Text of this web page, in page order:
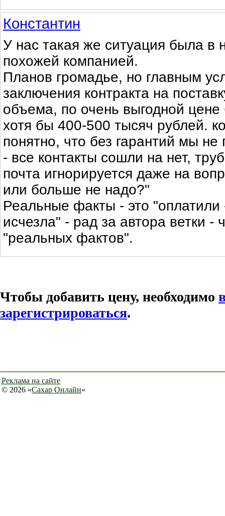
Константин
У нас такая же ситуация была в
похожей компанией.
Планов громадье, но главным
заключения контракта на
объема, по очень выгодной цене
хотя бы 400-500 тысяч рублей.
понятно, что без гарантий мы не
- все контакты сошли на нет,
почта игнорируется даже на
или больше не надо?"
Реальные факты - это "оплатили
исчезла" - рад за автора ветки -
"реальных фактов".
Чтобы добавить цену, необходимо
зарегистрироваться.
Реклама на сайте
© 2026 «Сахар Онлайн»